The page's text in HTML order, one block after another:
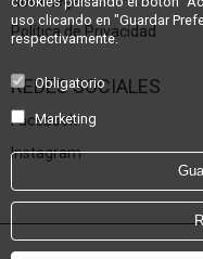
uso clicando en "Guardar
respectivamente.
Obligatorio
Marketing
Política de Privacidad
REDES SOCIALES
Facebook
Instagram